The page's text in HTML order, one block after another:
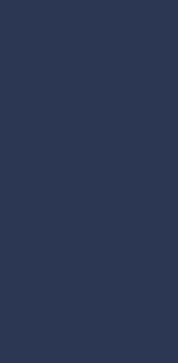
serrures de sécurité,
la longévité de
vous optez pour une
sur site, est conçu
acier, résistante à la
exigeants. Les parois sont
essentielle pour le
d'un
avec une
de matériaux
et agréable, malgré